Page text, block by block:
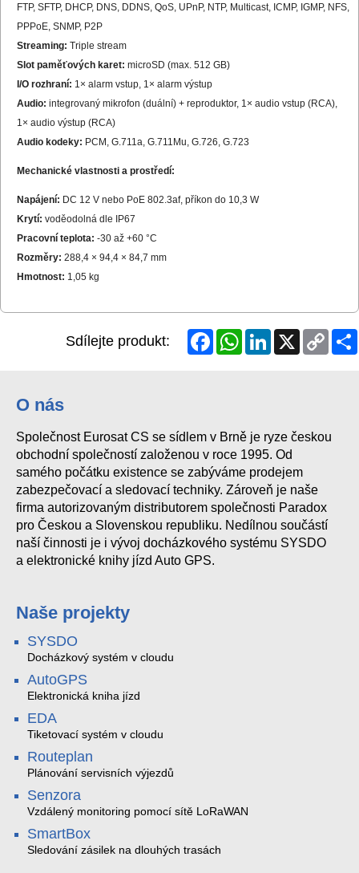
FTP, SFTP, DHCP, DNS, DDNS, QoS, UPnP, NTP, Multicast, ICMP, IGMP, NFS,
PPPoE, SNMP, P2P
Streaming: Triple stream
Slot paměťových karet: microSD (max. 512 GB)
I/O rozhraní: 1× alarm vstup, 1× alarm výstup
Audio: integrovaný mikrofon (duální) + reproduktor, 1× audio vstup (RCA),
1× audio výstup (RCA)
Audio kodeky: PCM, G.711a, G.711Mu, G.726, G.723
Mechanické vlastnosti a prostředí:
Napájení: DC 12 V nebo PoE 802.3af, příkon do 10,3 W
Krytí: voděodolná dle IP67
Pracovní teplota: -30 až +60 °C
Rozměry: 288,4 × 94,4 × 84,7 mm
Hmotnost: 1,05 kg
Sdílejte produkt: FacebookWhatsAppLinkedInX
Copy
Link
O nás
Společnost Eurosat CS se sídlem v Brně je ryze českou
obchodní společností založenou v roce 1995. Od
samého počátku existence se zabýváme prodejem
zabezpečovací a sledovací techniky. Zároveň je naše
firma autorizovaným distributorem společnosti Paradox
pro Českou a Slovenskou republiku. Nedílnou součástí
naší činnosti je i vývoj docházkového systému SYSDO
a elektronické knihy jízd Auto GPS.
Naše projekty
SYSDO
Docházkový systém v cloudu
AutoGPS
Elektronická kniha jízd
EDA
Tiketovací systém v cloudu
Routeplan
Plánování servisních výjezdů
Senzora
Vzdálený monitoring pomocí sítě LoRaWAN
SmartBox
Sledování zásilek na dlouhých trasách